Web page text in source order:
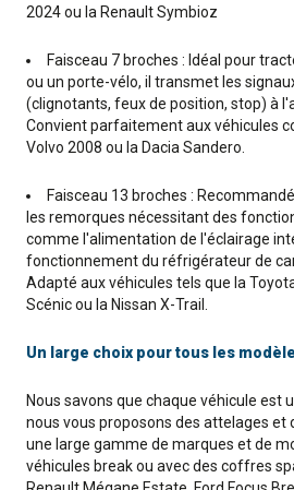
2024 ou la Renault Symbioz
Faisceau 7 broches : Idéal pour
ou un porte-vélo, il transmet les
(clignotants, feux de position, stop) à
Convient parfaitement aux véhicules
Volvo 2008 ou la Dacia Sandero.
Faisceau 13 broches :
les remorques nécessitant des
comme l'alimentation de l'éclairage
fonctionnement du réfrigérateur de
Adapté aux véhicules tels que la
Scénic ou la Nissan X-Trail.
Un large choix pour tous les
Nous savons que chaque véhicule est
nous vous proposons des attelages et
une large gamme de marques et de
véhicules break ou avec des coffres